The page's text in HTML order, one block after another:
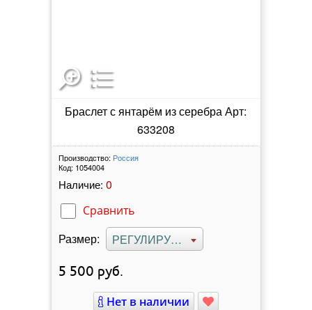
Браслет с янтарём из серебра Арт:
633208
Производство: Россия
Код: 1054004
Наличие: 0
Сравнить
Размер: РЕГУЛИРУЕМЫЙ
5 500 руб.
Нет в наличии